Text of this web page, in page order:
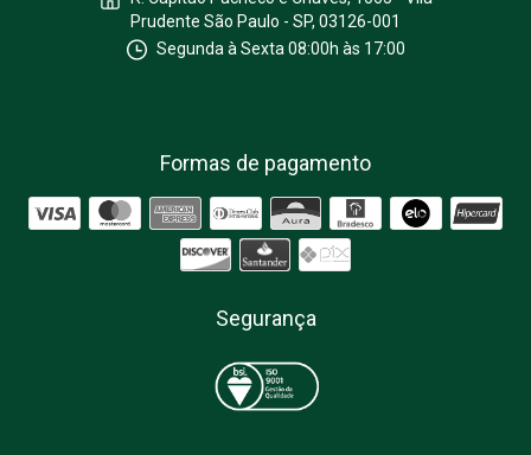
Prudente São Paulo - SP, 03126-001
Segunda à Sexta 08:00h às 17:00
Formas de pagamento
Segurança